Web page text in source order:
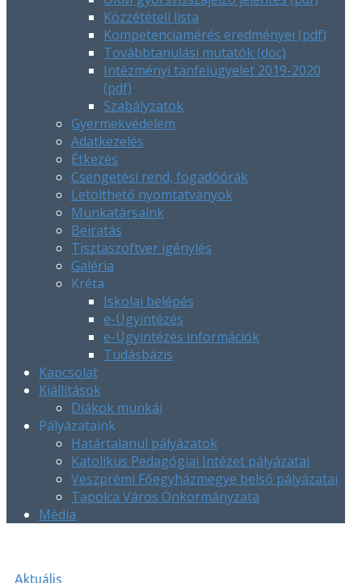
Közzétételi lista
Kompetenciamérés eredményei (pdf)
Továbbtanulási mutatók (doc)
Intézményi tanfelügyelet 2019-2020
(pdf)
Szabályzatok
Gyermekvédelem
Adatkezelés
Étkezés
Csengetési rend, fogadóórák
Letölthető nyomtatványok
Munkatársaink
Beiratás
Tisztaszoftver igénylés
Galéria
Kréta
Iskolai belépés
e-Ügyintézés
e-Ügyintézés információk
Tudásbázis
Kapcsolat
Kiállítások
Diákok munkái
Pályázataink
Határtalanul pályázatok
Katolikus Pedagógiai Intézet pályázatai
Veszprémi Főegyházmegye belső pályázatai
Tapolca Város Önkormányzata
Média
Aktuális